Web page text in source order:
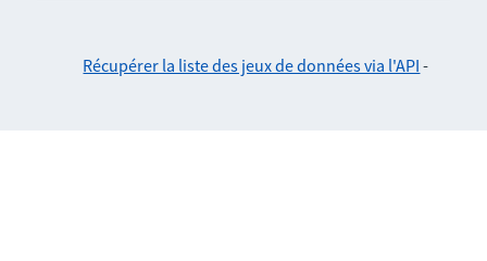
Récupérer la liste des jeux de données via l'API -